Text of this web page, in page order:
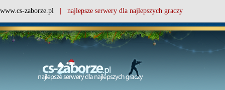
www.cs-zaborze.pl | najlepsze serwery dla najlepszych graczy